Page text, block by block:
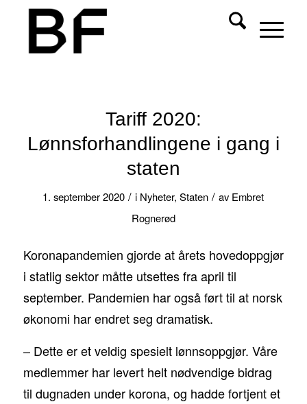
Tariff 2020:
Lønnsforhandlingene i gang i
staten
1. september 2020 / i Nyheter,Staten / av Embret
Rognerød
Koronapandemien gjorde at årets hovedoppgjør
i statlig sektor måtte utsettes fra april til
september. Pandemien har også ført til at norsk
økonomi har endret seg dramatisk.
– Dette er et veldig spesielt lønnsoppgjør. Våre
medlemmer har levert helt nødvendige bidrag
til dugnaden under korona, og hadde fortjent et